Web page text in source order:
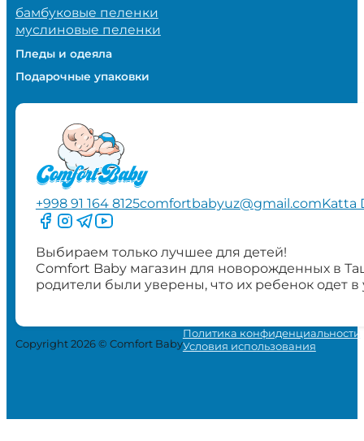
бамбуковые пеленки
муслиновые пеленки
Пледы и одеяла
Подарочные упаковки
+998 91 164 8125comfortbabyuz@gmail.comKatta
Следите за нами на Facebook
Следите за нами в Instagram
Следите за нами в Telegram
Следите за нами в YouTube
Выбираем только лучшее для детей!
Comfort Baby магазин для новорожденных в
родители были уверены, что их ребенок одет
Copyright 2026 © Comfort Baby
Политика конфиденциальности
Условия использования